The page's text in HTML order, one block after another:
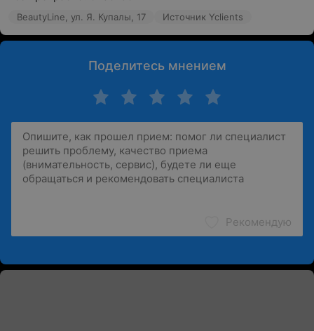
BeautyLine, ул. Я. Купалы, 17 Источник Yclients
Поделитесь мнением
Рекомендую